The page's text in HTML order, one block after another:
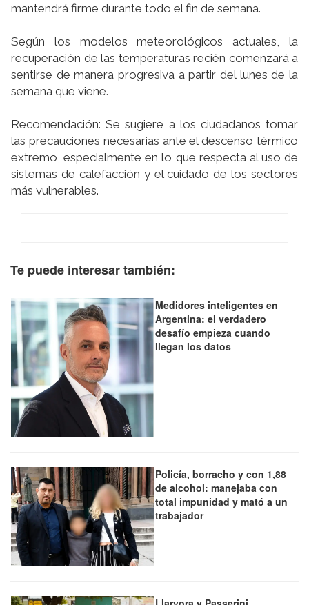
mantendrá firme durante todo el fin de semana.
Según los modelos meteorológicos actuales, la
recuperación de las temperaturas recién comenzará a
sentirse de manera progresiva a partir del lunes de la
semana que viene.
Recomendación: Se sugiere a los ciudadanos tomar
las precauciones necesarias ante el descenso térmico
extremo, especialmente en lo que respecta al uso de
sistemas de calefacción y el cuidado de los sectores
más vulnerables.
Te puede interesar también:
Medidores inteligentes en
Argentina: el verdadero
desafío empieza cuando
llegan los datos
Policía, borracho y con 1,88
de alcohol: manejaba con
total impunidad y mató a un
trabajador